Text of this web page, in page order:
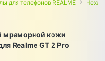
для телефонов REALME Чехлы
мраморной кожи
Realme GT 2 Pro